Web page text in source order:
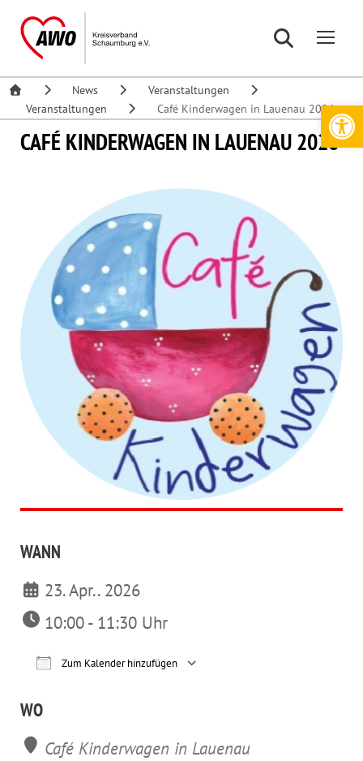
Werkzeugleiste öffnen
News
Veranstaltungen
Veranstaltungen
Café Kinderwagen in Lauenau 2026
CAFÉ KINDERWAGEN IN LAUENAU 2026
WANN
23. Apr.. 2026
10:00 - 11:30 Uhr
Zum Kalender hinzufügen
WO
Café Kinderwagen in Lauenau